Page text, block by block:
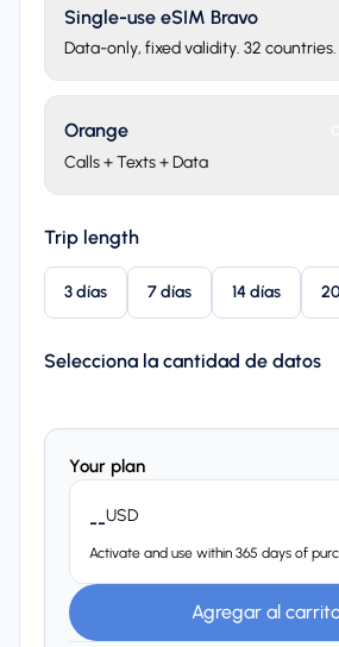
Single-use eSIM Bravo
Data-only, fixed validity. 32 countries.
Orange
Calls + Texts + Data
Trip length
3 días 7 días 14 días
Selecciona la cantidad de datos
Your plan
--USD
Activate and use within 365 days of
Agregar al